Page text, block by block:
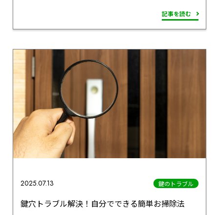
記事を読む
2025.07.13 鍵のトラブル
鍵穴トラブル解決！自分でできる簡単お掃除法